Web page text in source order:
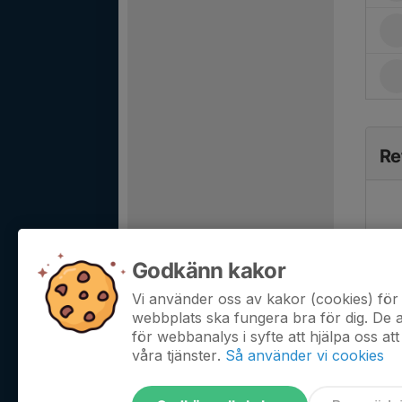
Godkänn kakor
Vi använder oss av kakor (cookies)
webbplats ska fungera bra för dig. De
för webbanalys i syfte att hjälpa oss
våra tjänster. Så använder vi cookies